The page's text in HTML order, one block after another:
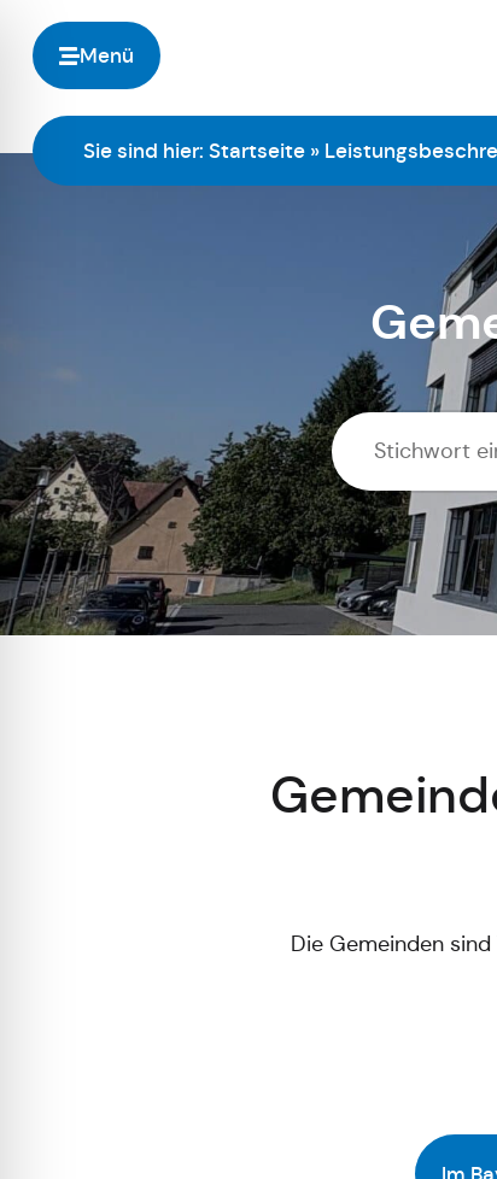
Menü
Sie sind hier: Startseite »
Die Gemeinden
Im